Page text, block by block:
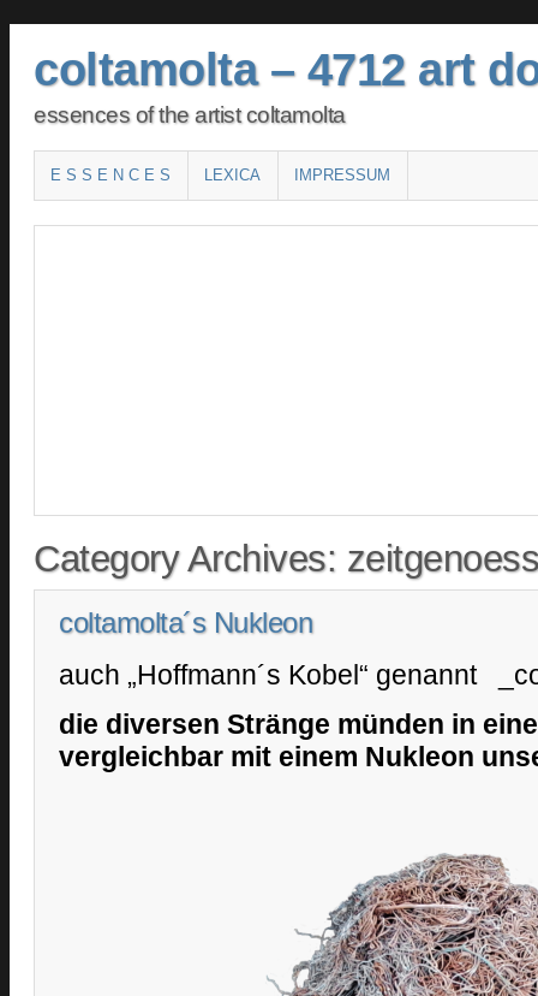
coltamolta – 4712 art
essences of the artist coltamolta
Main menu
SKIP TO CONTENT
E S S E N C E S LEXICA IMPRESSUM
Category Archives:
coltamolta´s Nukleon
auch „Hoffmann´s Kobel“ genannt
die diversen Stränge münden in
vergleichbar mit einem Nukleon